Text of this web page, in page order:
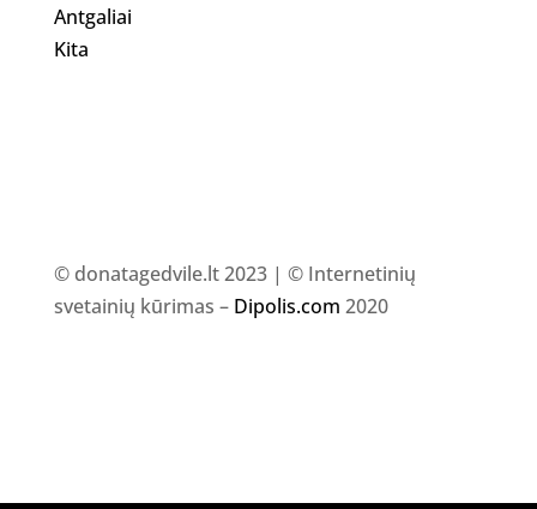
Antgaliai
Kita
© donatagedvile.lt 2023 | © Internetinių
svetainių kūrimas – Dipolis.com 2020